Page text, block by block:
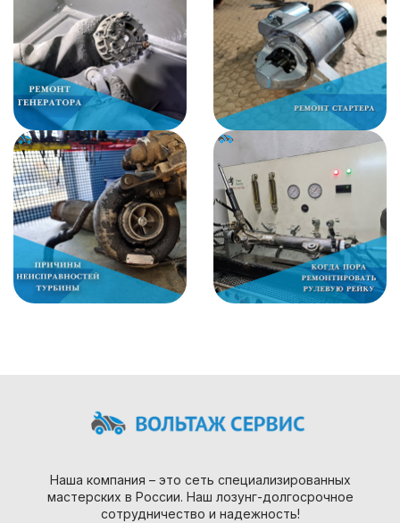
Наша компания – это сеть специализированных
мастерских в России. Наш лозунг-долгосрочное
сотрудничество и надежность!